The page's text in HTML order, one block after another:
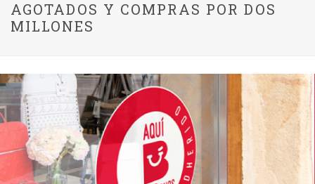
AGOTADOS Y COMPRAS POR DOS
MILLONES